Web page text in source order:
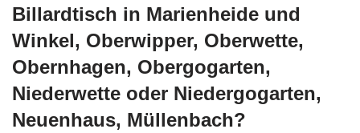
Billardtisch in Marienheide und
Winkel, Oberwipper, Oberwette,
Obernhagen, Obergogarten,
Niederwette oder Niedergogarten,
Neuenhaus, Müllenbach?